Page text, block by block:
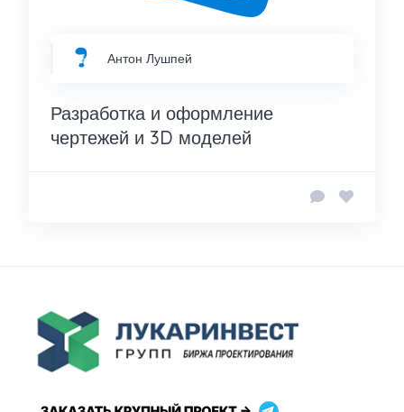
Антон Лушпей
Разработка и оформление
чертежей и 3D моделей